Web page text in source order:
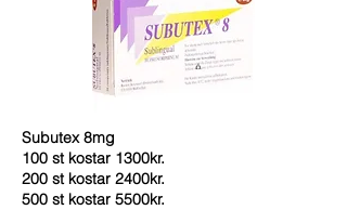
Subutex 8mg
100 st kostar 1300kr.
200 st kostar 2400kr.
500 st kostar 5500kr.